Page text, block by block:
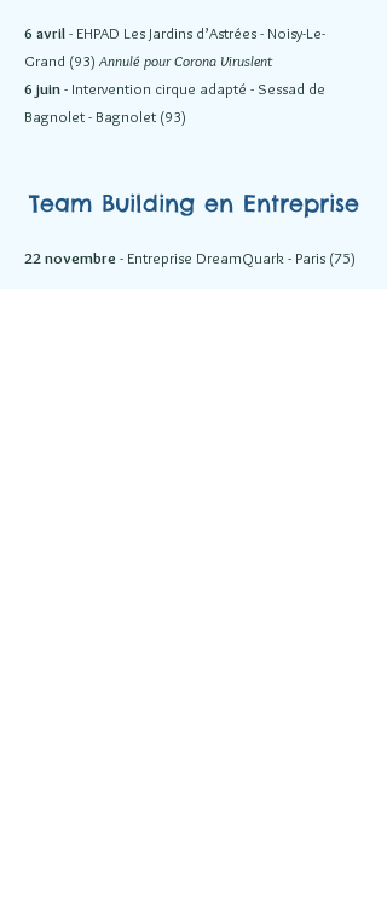
6 avril- EHPAD Les Jardins d’Astrées - Noisy-Le-
Grand (93) Annulé pour Corona Viruslent
6 juin- Intervention cirque adapté - Sessad de
Bagnolet - Bagnolet (93)
Team Building en Entreprise
22 novembre - Entreprise DreamQuark - Paris (75)